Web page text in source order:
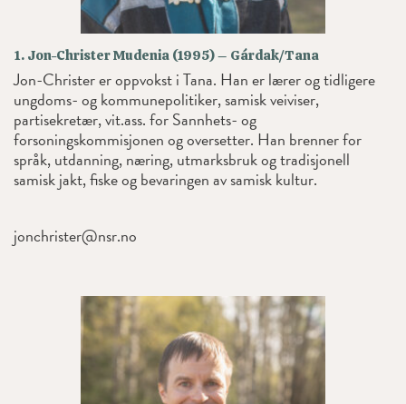
1. Jon-Christer Mudenia (1995) – Gárdak/Tana
Jon-Christer er oppvokst i Tana. Han er lærer og tidligere
ungdoms- og kommunepolitiker, samisk veiviser,
partisekretær, vit.ass. for Sannhets- og
forsoningskommisjonen og oversetter. Han brenner for
språk, utdanning, næring, utmarksbruk og tradisjonell
samisk jakt, fiske og bevaringen av samisk kultur.
jonchrister@nsr.no